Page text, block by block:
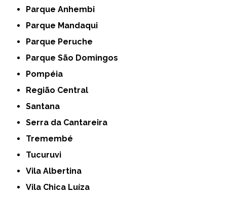
Parque Anhembi
Parque Mandaqui
Parque Peruche
Parque São Domingos
Pompéia
Região Central
Santana
Serra da Cantareira
Tremembé
Tucuruvi
Vila Albertina
Vila Chica Luíza